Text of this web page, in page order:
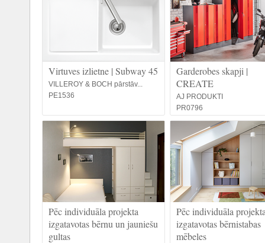
Virtuves izlietne | Subway 45
VILLEROY & BOCH pārstāv...
PE1536
Garderobes skapji |
CREATE
AJ PRODUKTI
PR0796
Pēc individuāla projekta
izgatavotas bērnu un jauniešu
gultas
Pēc individuāla
izgatavotas bērnistabas
mēbeles